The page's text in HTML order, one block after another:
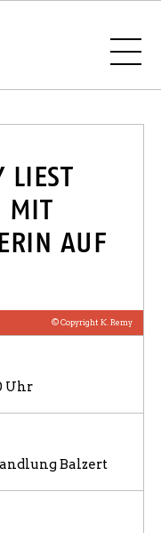
IM
LIEST
MIT
AUF
© Copyright K. Remy
Uhr
Balzert